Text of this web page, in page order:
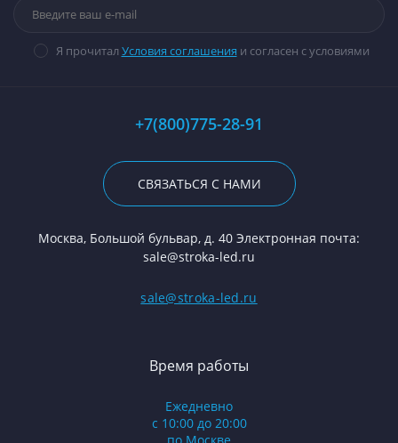
Я прочитал Условия соглашения и согласен с условиями
+7(800)775-28-91
СВЯЗАТЬСЯ С НАМИ
Москва, Большой бульвар, д. 40 Электронная почта:
sale@stroka-led.ru
sale@stroka-led.ru
Время работы
Ежедневно
с 10:00 до 20:00